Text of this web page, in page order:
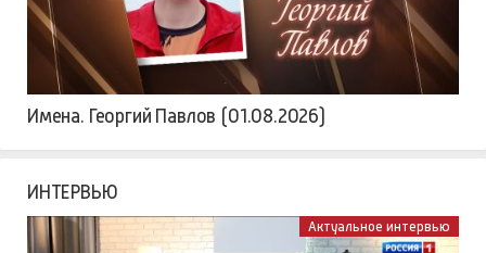
Имена. Георгий Павлов (01.08.2026)
ИНТЕРВЬЮ
Актуальное интервью